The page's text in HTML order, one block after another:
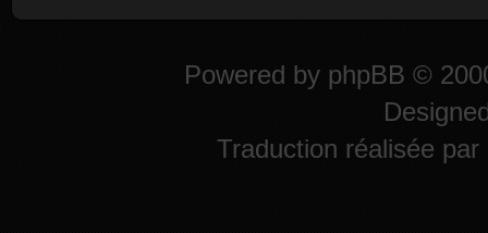
Powered by phpBB ©
Traduction réalisée par